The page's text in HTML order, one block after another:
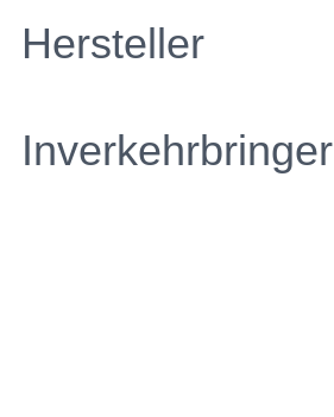
Hersteller
Inverkehrbringer